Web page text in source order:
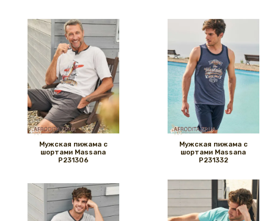
Мужская пижама с
шортами Massana
P231306
Мужская пижама с
шортами Massana
P231332